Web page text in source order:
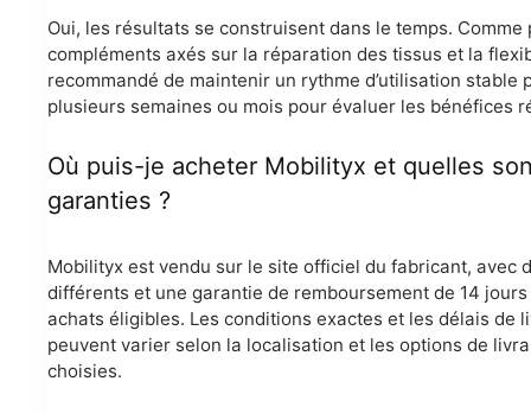
Oui, les résultats se construisent dans le temps. Comme
compléments axés sur la réparation des tissus et la
recommandé de maintenir un rythme d’utilisation stable
plusieurs semaines ou mois pour évaluer les bénéfices
Où puis-je acheter Mobilityx et quelles
garanties ?
Mobilityx est vendu sur le site officiel du fabricant, avec
différents et une garantie de remboursement de 14
achats éligibles. Les conditions exactes et les délais de
peuvent varier selon la localisation et les options de
choisies.